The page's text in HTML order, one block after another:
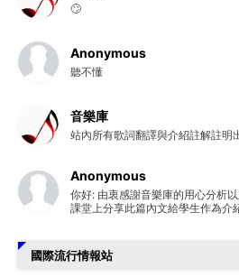
🙄
Anonymous
聽不懂
音樂庫
站內所有歌詞翻譯與介紹註解註明
Anonymous
你好: 由衷感謝音樂庫的用心分析
課堂上分享此篇內文給學生作為介
國際流行情報站